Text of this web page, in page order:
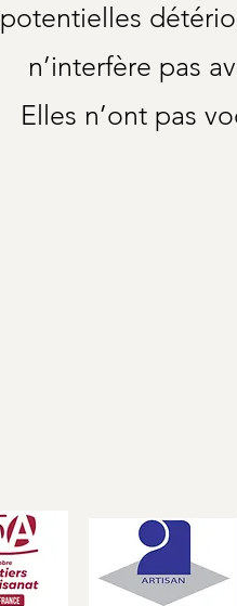
potentielles
n’interfère pas
Elles n’ont pas